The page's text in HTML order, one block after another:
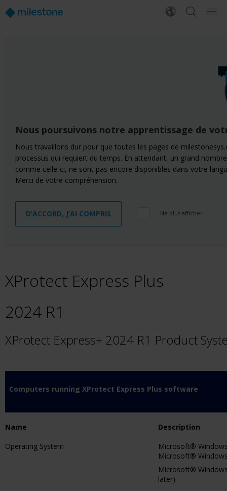
Nous poursuivons notre apprentissage de
Nous travaillons dur pour que toutes les pages de
processus qui requiert du temps. En attendant, un grand
comme celle-ci, ne sont pas encore disponibles dans votre
Merci de votre compréhension.
D’ACCORD, J’AI COMPRIS Ne plus afficher
XProtect Express Plus
2024 R1
XProtect Express+ 2024 R1 Product
Computers running XProtect Express Plus software
Name
Description
Operating System
Microsoft®
Microsoft®
Microsoft®
later)